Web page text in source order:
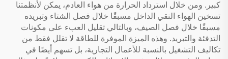
كبير. ومن خلال استرداد الحرارة من هواء العادم، يمكن لأنظمتنا
تسخين الهواء النقي الداخل مسبقًا خلال فصل الشتاء وتبريده
مسبقًا خلال فصل الصيف، وبالتالي تقليل العبء على مكونات
التدفئة والتبريد. وهذه الميزة الموفرة للطاقة لا تقلل فقط من
تكاليف التشغيل بالنسبة للأعمال التجارية، بل تسهم أيضًا في